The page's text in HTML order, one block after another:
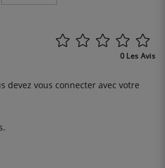
0 Les Avis
devez vous connecter avec votre